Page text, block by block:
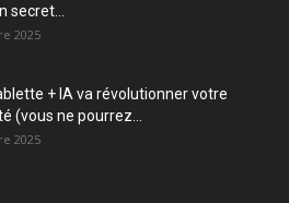
secret...
2025
+ IA va révolutionner votre
(vous ne pourrez...
2025